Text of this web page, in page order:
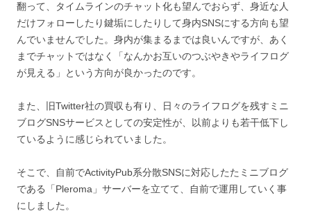
翻って、タイムラインのチャット化も望んでおらず、身近な人
だけフォローしたり鍵垢にしたりして身内SNSにする方向も望
んでいませんでした。身内が集まるまでは良いんですが、あく
までチャットではなく「なんかお互いのつぶやきやライフログ
が見える」という方向が良かったのです。
また、旧Twitter社の買収も有り、日々のライフログを残すミニ
ブログSNSサービスとしての安定性が、以前よりも若干低下し
ているように感じられていました。
そこで、自前でActivityPub系分散SNSに対応したたミニブログ
である「Pleroma」サーバーを立てて、自前で運用していく事
にしました。